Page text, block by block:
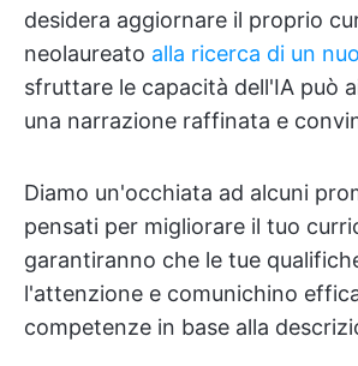
desidera aggiornare il proprio
neolaureato alla ricerca di un
sfruttare le capacità dell'IA può
una narrazione raffinata e
Diamo un'occhiata ad alcuni
pensati per migliorare il tuo
garantiranno che le tue
l'attenzione e comunichino
competenze in base alla